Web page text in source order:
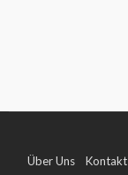
Über Uns Kontakt